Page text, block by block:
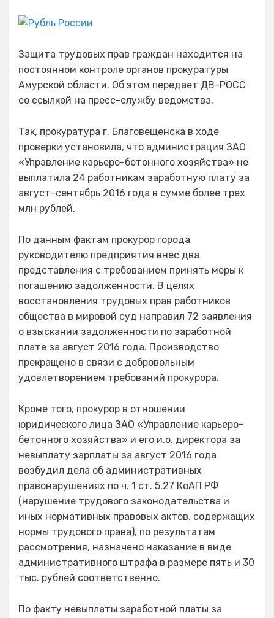
Защита трудовых прав граждан находится на
постоянном контроле органов прокуратуры
Амурской области. Об этом передает ДВ-РОСС
со ссылкой на пресс-службу ведомства.
Так, прокуратура г. Благовещенска в ходе
проверки установила, что администрация ЗАО
«Управление карьеро-бетонного хозяйства» не
выплатила 24 работникам заработную плату за
август-сентябрь 2016 года в сумме более трех
млн рублей.
По данным фактам прокурор города
руководителю предприятия внес два
представления с требованием принять меры к
погашению задолженности. В целях
восстановления трудовых прав работников
общества в мировой суд направил 72 заявления
о взыскании задолженности по заработной
плате за август 2016 года. Производство
прекращено в связи с добровольным
удовлетворением требований прокурора.
Кроме того, прокурор в отношении
юридического лица ЗАО «Управление карьеро-
бетонного хозяйства» и его и.о. директора за
невыплату зарплаты за август 2016 года
возбудил дела об административных
правонарушениях по ч. 1 ст. 5.27 КоАП РФ
(нарушение трудового законодательства и
иных нормативных правовых актов, содержащих
нормы трудового права), по результатам
рассмотрения, назначено наказание в виде
административного штрафа в размере пять и 30
тыс. рублей соответственно.
По факту невыплаты заработной платы за